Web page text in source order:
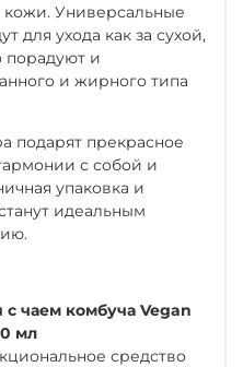
кожи. Универсальные
для ухода как за сухой,
порадуют и
и жирного типа
подарят прекрасное
с собой и
упаковка и
идеальным
с чаем комбуча Vegan
мл
средство